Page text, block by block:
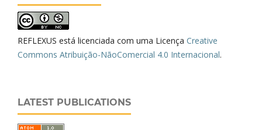
REFLEXUS está licenciada com uma Licença Creative
Commons Atribuição-NãoComercial 4.0 Internacional.
LATEST PUBLICATIONS